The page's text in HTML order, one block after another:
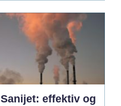
Sanijet: effektiv og